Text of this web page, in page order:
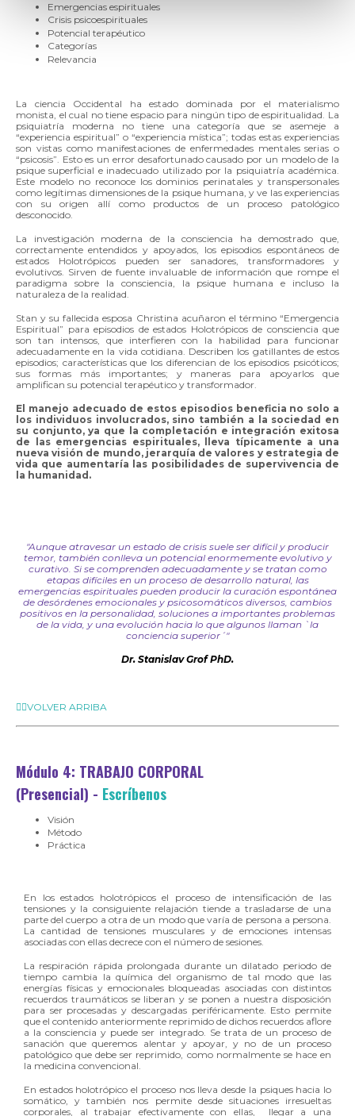
Emergencias espirituales
Crisis psicoespirituales
Potencial terapéutico
Categorías
Relevancia
La ciencia Occidental ha estado dominada por el materialismo
monista, el cual no tiene espacio para ningún tipo de espiritualidad. La
psiquiatría moderna no tiene una categoría que se asemeje a
“experiencia espiritual” o “experiencia mística”; todas estas experiencias
son vistas como manifestaciones de enfermedades mentales serias o
“psicosis”. Esto es un error desafortunado causado por un modelo de la
psique superficial e inadecuado utilizado por la psiquiatría académica.
Este modelo no reconoce los dominios perinatales y transpersonales
como legítimas dimensiones de la psique humana, y ve las experiencias
con su origen allí como productos de un proceso patológico
desconocido.
La investigación moderna de la consciencia ha demostrado que,
correctamente entendidos y apoyados, los episodios espontáneos de
estados Holotrópicos pueden ser sanadores, transformadores y
evolutivos. Sirven de fuente invaluable de información que rompe el
paradigma sobre la consciencia, la psique humana e incluso la
naturaleza de la realidad.
Stan y su fallecida esposa Christina acuñaron el término “Emergencia
Espiritual” para episodios de estados Holotrópicos de consciencia que
son tan intensos, que interfieren con la habilidad para funcionar
adecuadamente en la vida cotidiana. Describen los gatillantes de estos
episodios; características que los diferencian de los episodios psicóticos;
sus formas más importantes; y maneras para apoyarlos que
amplifican su potencial terapéutico y transformador.
El manejo adecuado de estos episodios beneficia no solo a
los individuos involucrados, sino también a la sociedad en
su conjunto, ya que la completación e integración exitosa
de las emergencias espirituales, lleva típicamente a una
nueva visión de mundo, jerarquía de valores y estrategia de
vida que aumentaría las posibilidades de supervivencia de
la humanidad.
"Aunque atravesar un estado de crisis suele ser difícil y producir
temor, también conlleva un potencial enormemente evolutivo y
curativo. Si se comprenden adecuadamente y se tratan como
etapas difíciles en un proceso de desarrollo natural, las
emergencias espirituales pueden producir la curación espontánea
de desórdenes emocionales y psicosomáticos diversos, cambios
positivos en la personalidad, soluciones a importantes problemas
de la vida, y una evolución hacia lo que algunos llaman `la
conciencia superior´"
Dr. Stanislav Grof PhD.
☝🏼VOLVER ARRIBA
Módulo 4: TRABAJO CORPORAL
(Presencial) - Escríbenos
Visión
Método
Práctica
En los estados holotrópicos el proceso de intensificación de las
tensiones y la consiguiente relajación tiende a trasladarse de una
parte del cuerpo a otra de un modo que varía de persona a persona.
La cantidad de tensiones musculares y de emociones intensas
asociadas con ellas decrece con el número de sesiones.
La respiración rápida prolongada durante un dilatado periodo de
tiempo cambia la química del organismo de tal modo que las
energías físicas y emocionales bloqueadas asociadas con distintos
recuerdos traumáticos se liberan y se ponen a nuestra disposición
para ser procesadas y descargadas periféricamente. Esto permite
que el contenido anteriormente reprimido de dichos recuerdos aflore
a la consciencia y puede ser integrado. Se trata de un proceso de
sanación que queremos alentar y apoyar, y no de un proceso
patológico que debe ser reprimido, como normalmente se hace en
la medicina convencional.
En estados holotrópico el proceso nos lleva desde la psiques hacia lo
somático, y también nos permite desde situaciones irresueltas
corporales, al trabajar efectivamente con ellas, llegar a una